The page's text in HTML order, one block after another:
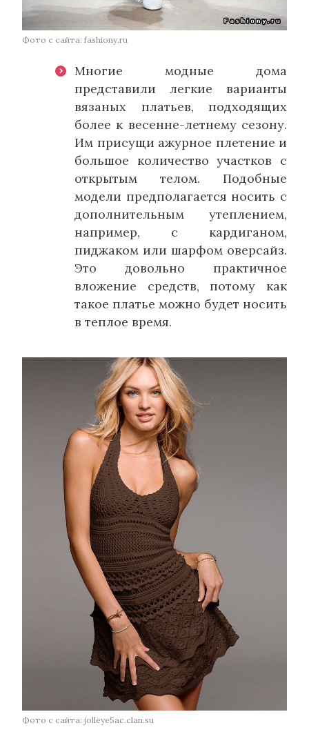
Фото с сайта: fashiony.ru
Многие модные дома
представили легкие варианты
вязаных платьев, подходящих
более к весенне-летнему сезону.
Им присущи ажурное плетение и
большое количество участков с
открытым телом. Подобные
модели предполагается носить с
дополнительным утеплением,
например, с кардиганом,
пиджаком или шарфом оверсайз.
Это довольно практичное
вложение средств, потому как
такое платье можно будет носить
в теплое время.
Фото с сайта: jolleye5ac.clan.su